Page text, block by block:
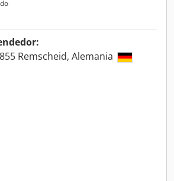
Remscheid, Alemania